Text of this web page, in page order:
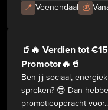
📍 Veenendaal 💰
🥤🔥 Verdien tot
Promotor🔥🥤
Ben jij sociaal,
spreken? 😎 Dan
promotieopdracht